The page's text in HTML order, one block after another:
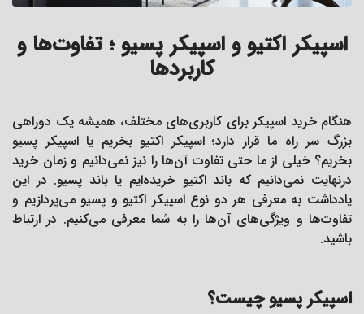
اسپیکر اکتیو و اسپیکر پسیو ؛ تفاوت‌ها و
کاربردها
هنگام خرید اسپیکر برای کاربری‌های مختلف، همیشه یک دوراهی
بزرگ سر راه ما قرار دارد؛ اسپیکر اکتیو بخریم یا اسپیکر پسیو
بخریم؟ خیلی از ما حتی تفاوت آن‌ها را نیز نمی‌دانیم و زمان خرید
درنهایت نمی‌دانیم که باند اکتیو خریده‌ایم یا باند پسیو. در این
یادداشت به معرفی هر دو نوع اسپیکر اکتیو و پسیو می‌پردازیم و
تفاوت‌ها و ویژگی‌های آن‌ها را به شما معرفی می‌کنیم. در ارتباط
باشید.
اسپیکر پسیو چیست؟